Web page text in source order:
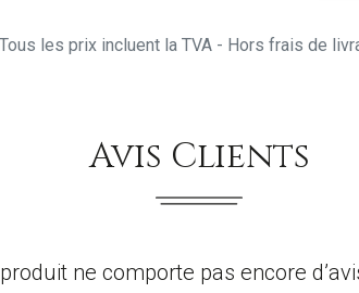
Tous les prix incluent la TVA - Hors frais de
Avis Clients
ne comporte pas encore